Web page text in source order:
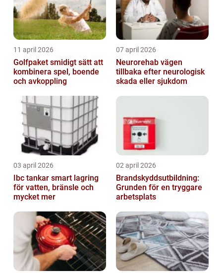
11 april 2026
Golfpaket smidigt sätt att
kombinera spel, boende
och avkoppling
07 april 2026
Neurorehab vägen
tillbaka efter neurologisk
skada eller sjukdom
03 april 2026
Ibc tankar smart lagring
för vatten, bränsle och
mycket mer
02 april 2026
Brandskyddsutbildning:
Grunden för en tryggare
arbetsplats